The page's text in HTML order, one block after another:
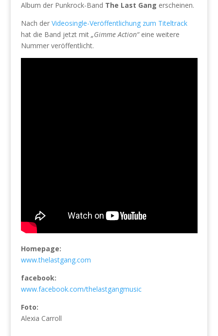
Album der Punkrock-Band The Last Gang erscheinen.
Nach der Videosingle-Veröffentlichung zum Titeltrack
hat die Band jetzt mit „Gimme Action“eine weitere
Nummer veröffentlicht.
Homepage:
www.thelastgang.com
facebook:
www.facebook.com/thelastgangmusic
Foto:
Alexia Carroll